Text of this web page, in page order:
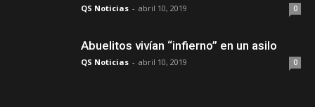
QS Noticias - abril 10, 2019 0
Abuelitos vivían “infierno” en un asilo
QS Noticias - abril 10, 2019 0